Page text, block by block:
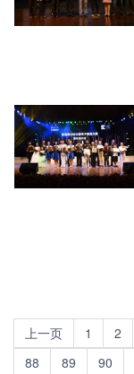
上一页
1 2
88
89 90